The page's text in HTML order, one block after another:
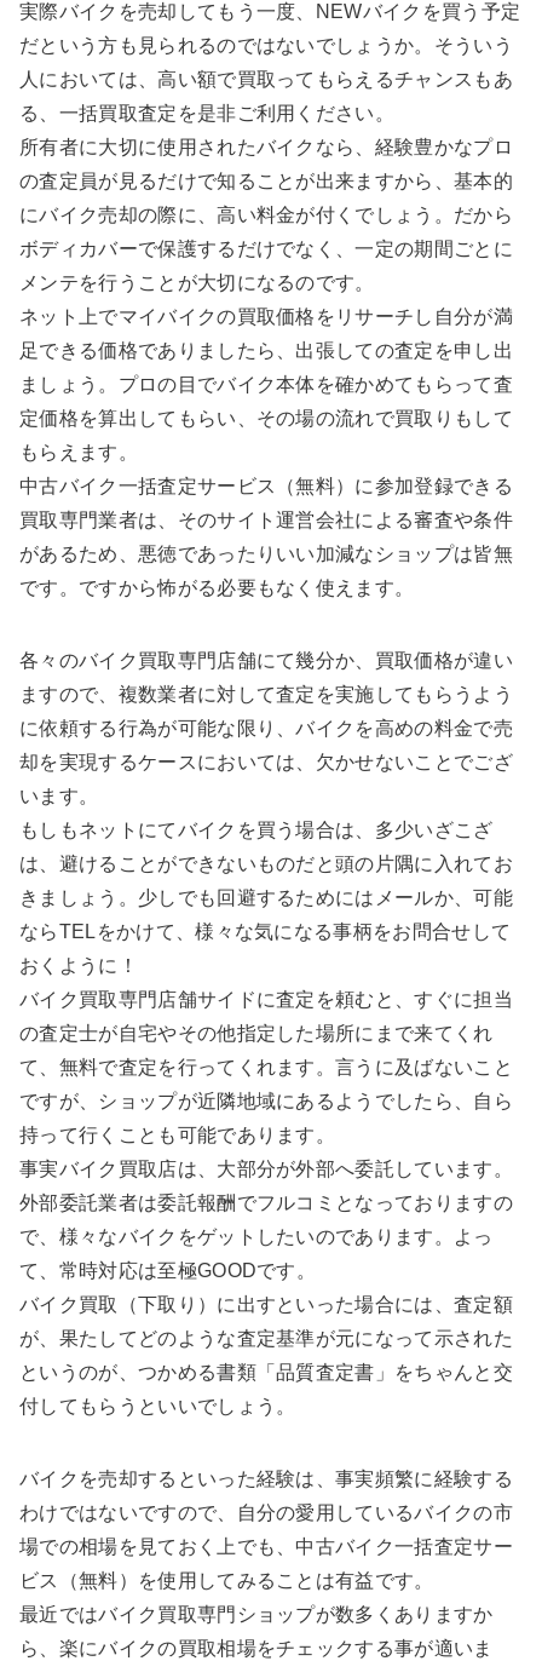
実際バイクを売却してもう一度、NEWバイクを買う予定
だという方も見られるのではないでしょうか。そういう
人においては、高い額で買取ってもらえるチャンスもあ
る、一括買取査定を是非ご利用ください。
所有者に大切に使用されたバイクなら、経験豊かなプロ
の査定員が見るだけで知ることが出来ますから、基本的
にバイク売却の際に、高い料金が付くでしょう。だから
ボディカバーで保護するだけでなく、一定の期間ごとに
メンテを行うことが大切になるのです。
ネット上でマイバイクの買取価格をリサーチし自分が満
足できる価格でありましたら、出張しての査定を申し出
ましょう。プロの目でバイク本体を確かめてもらって査
定価格を算出してもらい、その場の流れで買取りもして
もらえます。
中古バイク一括査定サービス（無料）に参加登録できる
買取専門業者は、そのサイト運営会社による審査や条件
があるため、悪徳であったりいい加減なショップは皆無
です。ですから怖がる必要もなく使えます。
各々のバイク買取専門店舗にて幾分か、買取価格が違い
ますので、複数業者に対して査定を実施してもらうよう
に依頼する行為が可能な限り、バイクを高めの料金で売
却を実現するケースにおいては、欠かせないことでござ
います。
もしもネットにてバイクを買う場合は、多少いざこざ
は、避けることができないものだと頭の片隅に入れてお
きましょう。少しでも回避するためにはメールか、可能
ならTELをかけて、様々な気になる事柄をお問合せして
おくように！
バイク買取専門店舗サイドに査定を頼むと、すぐに担当
の査定士が自宅やその他指定した場所にまで来てくれ
て、無料で査定を行ってくれます。言うに及ばないこと
ですが、ショップが近隣地域にあるようでしたら、自ら
持って行くことも可能であります。
事実バイク買取店は、大部分が外部へ委託しています。
外部委託業者は委託報酬でフルコミとなっておりますの
で、様々なバイクをゲットしたいのであります。よっ
て、常時対応は至極GOODです。
バイク買取（下取り）に出すといった場合には、査定額
が、果たしてどのような査定基準が元になって示された
というのが、つかめる書類「品質査定書」をちゃんと交
付してもらうといいでしょう。
バイクを売却するといった経験は、事実頻繁に経験する
わけではないですので、自分の愛用しているバイクの市
場での相場を見ておく上でも、中古バイク一括査定サー
ビス（無料）を使用してみることは有益です。
最近ではバイク買取専門ショップが数多くありますか
ら、楽にバイクの買取相場をチェックする事が適いま